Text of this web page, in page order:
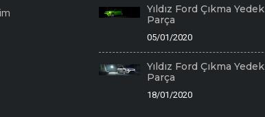
Yıldız Ford Çıkma Yedek
Parça
05/01/2020
Yıldız Ford Çıkma Yedek
Parça
18/01/2020